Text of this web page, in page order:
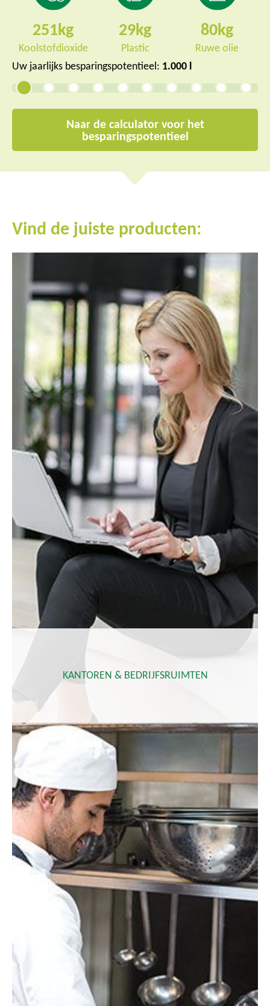
251
Koolstofdioxide
29
Plastic
80
Ruwe olie
Uw jaarlijks besparingspotentieel: 1.000 l
Naar de calculator voor het
besparingspotentieel
Vind de juiste producten:
KANTOREN & BEDRIJFSRUIMTEN